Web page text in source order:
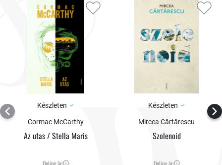
Készleten
Cormac McCarthy
Az utas / Stella Maris
Online ár:
Készleten
Mircea Cărtărescu
Szolenoid
Online ár: